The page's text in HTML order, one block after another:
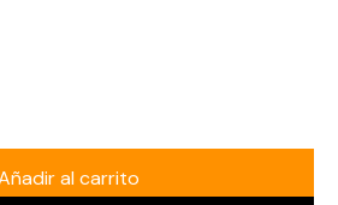
al carrito